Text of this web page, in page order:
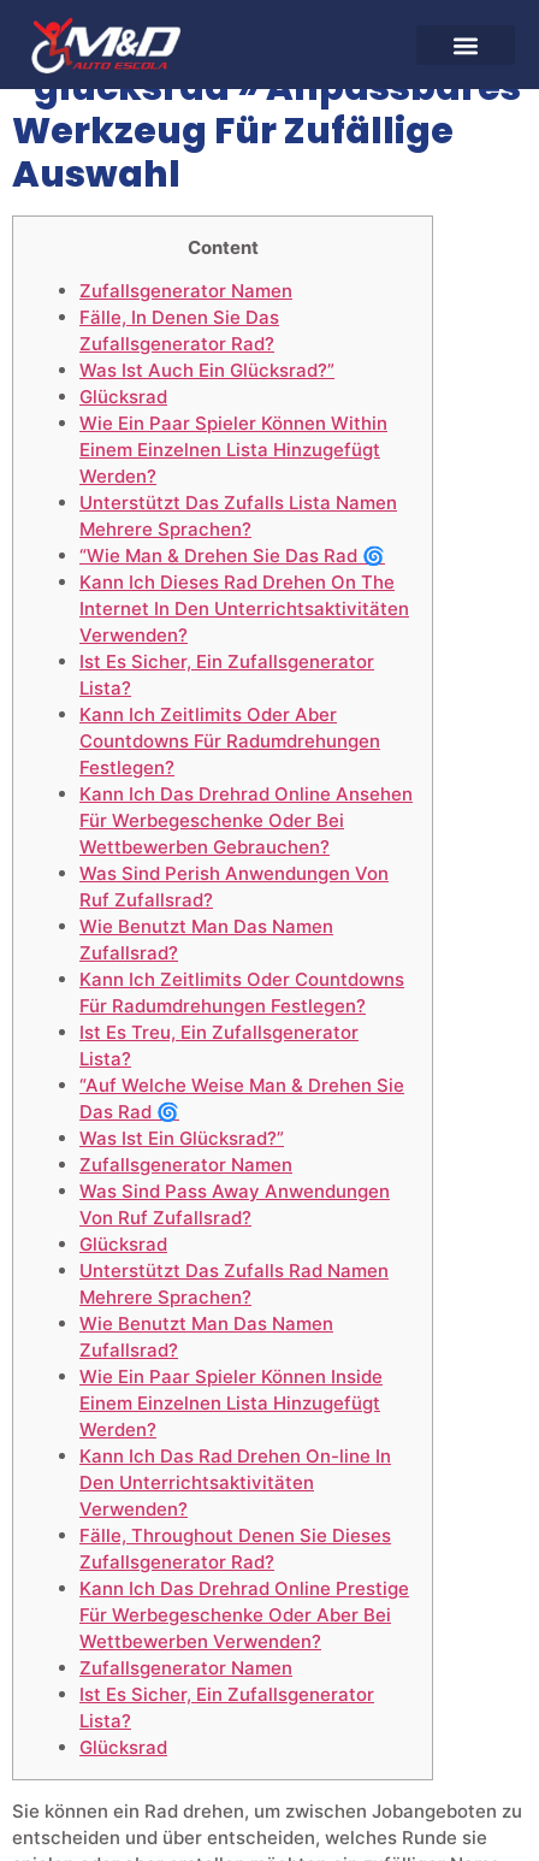
verlosungstool”
“glücksrad » Anpassbares
Werkzeug Für Zufällige
Auswahl
Content
Zufallsgenerator Namen
Fälle, In Denen Sie Das
Zufallsgenerator Rad?
Was Ist Auch Ein Glücksrad?”
Glücksrad
Wie Ein Paar Spieler Können Within
Einem Einzelnen Lista Hinzugefügt
Werden?
Unterstützt Das Zufalls Lista Namen
Mehrere Sprachen?
“Wie Man & Drehen Sie Das Rad 🌀
Kann Ich Dieses Rad Drehen On The
Internet In Den Unterrichtsaktivitäten
Verwenden?
Ist Es Sicher, Ein Zufallsgenerator
Lista?
Kann Ich Zeitlimits Oder Aber
Countdowns Für Radumdrehungen
Festlegen?
Kann Ich Das Drehrad Online Ansehen
Für Werbegeschenke Oder Bei
Wettbewerben Gebrauchen?
Was Sind Perish Anwendungen Von
Ruf Zufallsrad?
Wie Benutzt Man Das Namen
Zufallsrad?
Kann Ich Zeitlimits Oder Countdowns
Für Radumdrehungen Festlegen?
Ist Es Treu, Ein Zufallsgenerator
Lista?
“Auf Welche Weise Man & Drehen Sie
Das Rad 🌀
Was Ist Ein Glücksrad?”
Zufallsgenerator Namen
Was Sind Pass Away Anwendungen
Von Ruf Zufallsrad?
Glücksrad
Unterstützt Das Zufalls Rad Namen
Mehrere Sprachen?
Wie Benutzt Man Das Namen
Zufallsrad?
Wie Ein Paar Spieler Können Inside
Einem Einzelnen Lista Hinzugefügt
Werden?
Kann Ich Das Rad Drehen On-line In
Den Unterrichtsaktivitäten
Verwenden?
Fälle, Throughout Denen Sie Dieses
Zufallsgenerator Rad?
Kann Ich Das Drehrad Online Prestige
Für Werbegeschenke Oder Aber Bei
Wettbewerben Verwenden?
Zufallsgenerator Namen
Ist Es Sicher, Ein Zufallsgenerator
Lista?
Glücksrad
Sie können ein Rad drehen, um zwischen Jobangeboten zu
entscheiden und über entscheiden, welches Runde sie